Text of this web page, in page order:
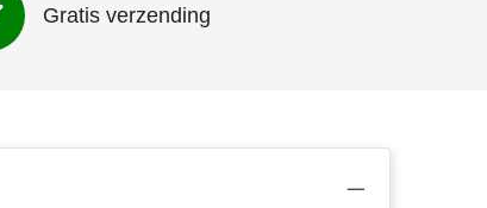
Gratis verzending